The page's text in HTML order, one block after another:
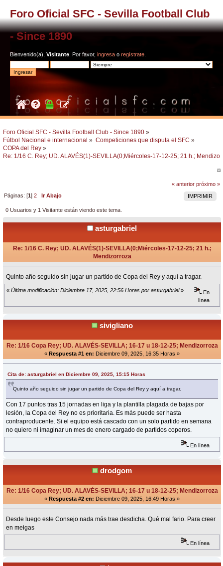
Foro Oficial SFC - Sevilla Football Club
- Since 1890
Bienvenido(a), Visitante . Por favor, ingresa o regístrate
Foro Oficial SFC - Sevilla Football Club - Since 1890 »
Fútbol Nacional e internacional » Competiciones que disputa el SFC »
COPA del Rey »
Re: 1/16 C. Rey; UD. ALAVÉS(1)-SEVILLA(0;Miércoles-17-12-25; 21 h.;
« anterior próximo »
IMPRIMIR
Páginas: [1]2 Ir Abajo
0 Usuarios y 1 Visitante están viendo este tema.
asturgabriel
Re: 1/16 C. Rey; UD. ALAVÉS(1)-SEVILLA(0;Miércoles-17-12-25; 21 h.;
Mendizorroza
Quinto año seguido sin jugar un partido de Copa del Rey y aquí a tragar.
« Última modificación: Diciembre 17, 2025, 22:56 Horas por asturgabriel»
En
línea
sivigliano
Re: 1/16 Copa Rey; UD. ALAVÉS-SEVILLA; 16-17 u 18-12-25; Mendizorroza
« Respuesta #1 en: Diciembre 09, 2025, 16:35 Horas »
Cita de: asturgabriel en Diciembre 09, 2025, 15:15 Horas
Quinto año seguido sin jugar un partido de Copa del Rey y aquí a tragar.
Con 17 puntos tras 15 jornadas en liga y la plantilla plagada de bajas por
lesión, la Copa del Rey no es prioritaria. Es más puede ser hasta
contraproducente. Si el equipo está cascado con un solo partido en semana
no quiero ni imaginar un mes de enero cargado de partidos coperos.
En línea
drodgom
Re: 1/16 Copa Rey; UD. ALAVÉS-SEVILLA; 16-17 u 18-12-25; Mendizorroza
« Respuesta #2 en: Diciembre 09, 2025, 16:49 Horas »
Desde luego este Consejo nada más trae desdicha. Qué mal fario. Para creer
en meigas
En línea